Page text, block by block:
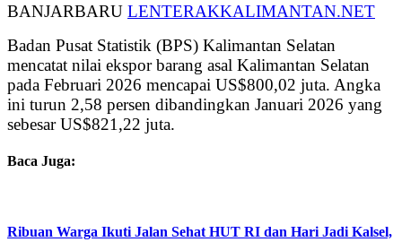
BANJARBARU LENTERAKKALIMANTAN.NET
Badan Pusat Statistik (BPS) Kalimantan Selatan
mencatat nilai ekspor barang asal Kalimantan Selatan
pada Februari 2026 mencapai US$800,02 juta. Angka
ini turun 2,58 persen dibandingkan Januari 2026 yang
sebesar US$821,22 juta.
Baca Juga:
Ribuan Warga Ikuti Jalan Sehat HUT RI dan Hari Jadi Kalsel,